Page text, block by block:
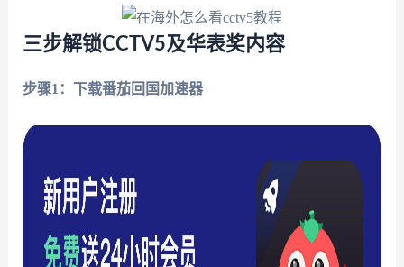
三步解锁CCTV5及华表奖内容
步骤1：下载番茄回国加速器